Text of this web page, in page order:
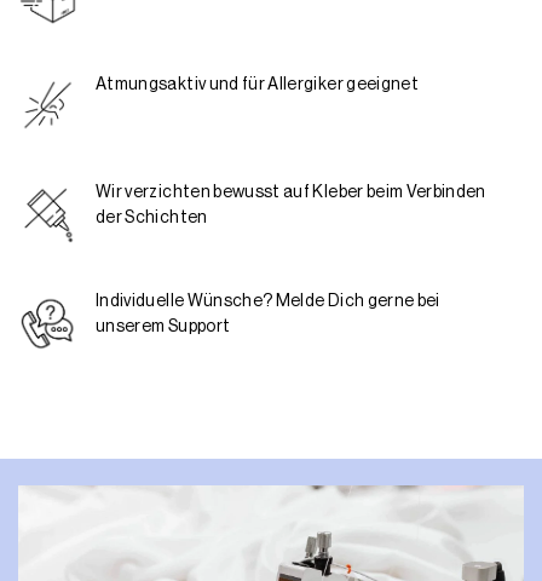
Atmungsaktiv und für Allergiker geeignet
Wir verzichten bewusst auf Kleber beim Verbinden
der Schichten
Individuelle Wünsche? Melde Dich gerne bei
unserem Support